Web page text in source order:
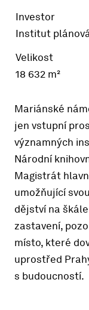
Investor
Institut
Velikost
18 632 m²
Mariánské
jen vstupní
významných
Národní
Magistrát
umožňující
dějství na škále
zastavení,
místo, které
uprostřed
s budoucností.